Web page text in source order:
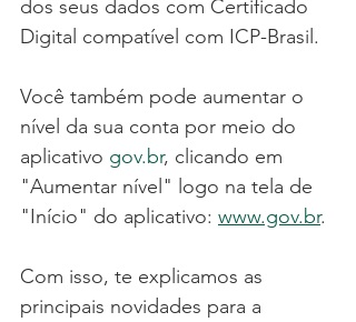
dos seus dados com Certificado
Digital compatível com ICP-Brasil.
Você também pode aumentar o
nível da sua conta por meio do
aplicativo gov.br, clicando em
"Aumentar nível" logo na tela de
"Início" do aplicativo: www.gov.br.
Com isso, te explicamos as
principais novidades para a